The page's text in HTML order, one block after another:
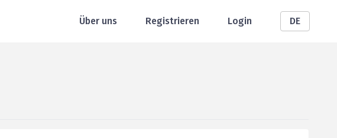
Über uns Registrieren Login DE